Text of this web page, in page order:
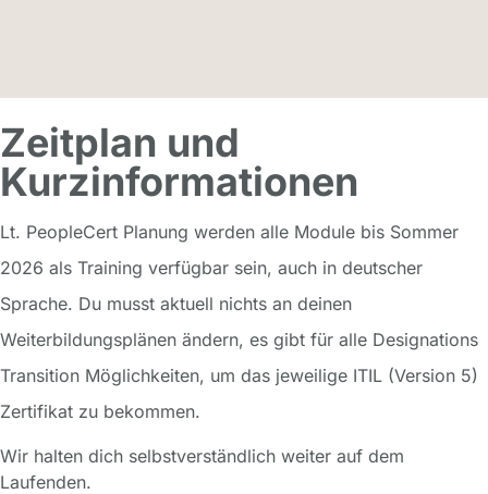
Zeitplan und
Kurzinformationen
Lt. PeopleCert Planung werden alle Module bis Sommer
2026 als Training verfügbar sein, auch in deutscher
Sprache. Du musst aktuell nichts an deinen
Weiterbildungsplänen ändern, es gibt für alle Designations
Transition Möglichkeiten, um das jeweilige ITIL (Version 5)
Zertifikat zu bekommen.
Wir halten dich selbstverständlich weiter auf dem
Laufenden.